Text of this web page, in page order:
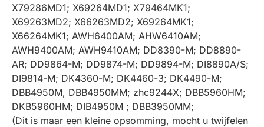
X79286MD1; X69264MD1; X79464MK1;
X69263MD2; X66263MD2; X69264MK1;
X66264MK1; AWH6400AM; AHW6410AM;
AWH9400AM; AWH9410AM; DD8390-M; DD8890-
AR; DD9864-M; DD9874-M; DD9894-M; DI8890A/S;
DI9814-M; DK4360-M; DK4460-3; DK4490-M;
DBB4950M, DBB4950MM; zhc9244X; DBB5960HM;
DKB5960HM; DIB4950M ; DBB3950MM;
(Dit is maar een kleine opsomming, mocht u twijfelen